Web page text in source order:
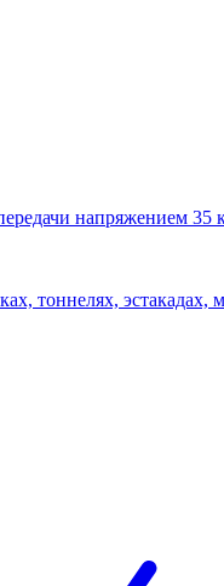
напряжением
тоннелях, эстакадах,